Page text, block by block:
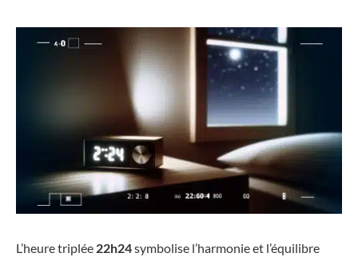
L’heure triplée 22h24symbolise l’harmonie et l’équilibre